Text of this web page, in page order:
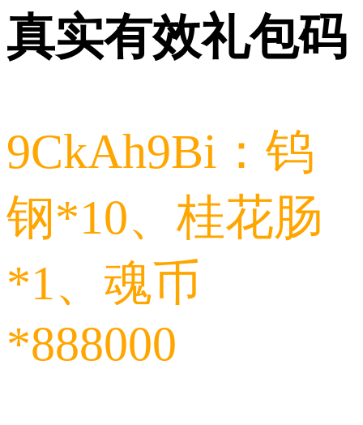
真实有效礼包码
9CkAh9Bi：钨
钢*10、桂花肠
*1、魂币
*888000